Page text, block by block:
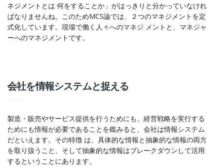
ネジメントとは 何をすることか」がはっきりと分かっていなけれ
ばなりませんね。このためMCS論では、２つのマネジメントを定
式化しています。現場で働く人々へのマネジ メントと、マネジャ
ーへのマネジメントです。
会社を情報システムと捉える
製造・販売やサービス提供を行うためにも、経営戦略を実行する
ためにも情報が必要であることを鑑みると、会社は情報システム
だといえます。その特徴 は、具体的な情報と抽象的な情報の両方
を取り扱うこと、そして抽象的な情報はブレークダウンして活用
するということにあります。